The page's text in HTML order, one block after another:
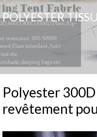
POLYESTER
Polyester
revêtement